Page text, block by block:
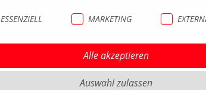
ESSENZIELL MARKETING
Alle akzeptieren
Auswahl zulassen